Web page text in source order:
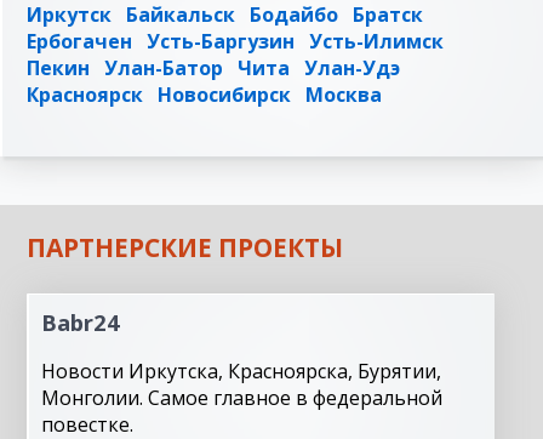
Иркутск Байкальск Бодайбо Братск
Ербогачен Усть-Баргузин Усть-Илимск
Пекин Улан-Батор Чита Улан-Удэ
Красноярск Новосибирск Москва
ПАРТНЕРСКИЕ ПРОЕКТЫ
Babr24
Новости Иркутска, Красноярска, Бурятии,
Монголии. Самое главное в федеральной
повестке.